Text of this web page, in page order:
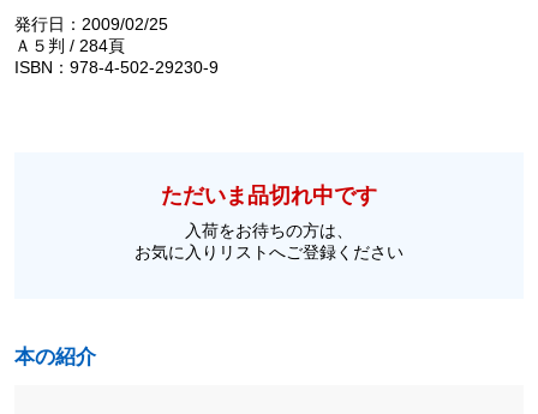
発行日：2009/02/25
Ａ５判 / 284頁
ISBN：978-4-502-29230-9
ただいま品切れ中です
入荷をお待ちの方は、
お気に入りリストへご登録ください
本の紹介